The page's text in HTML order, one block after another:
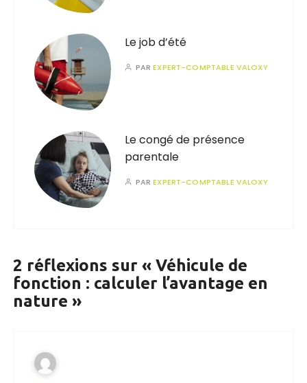
Le job d’été
PAREXPERT-COMPTABLE VALOXY
Le congé de présence
parentale
PAREXPERT-COMPTABLE VALOXY
2 réflexions sur «Véhicule de
fonction : calculer l’avantage en
nature »